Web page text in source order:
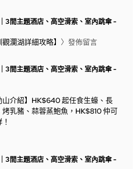
3間主題酒店、高空滑索、室內跳傘 -
瀾湖詳細攻略】 〉發佈留言
3間主題酒店、高空滑索、室內跳傘 -
山介紹】HK$640 起任食生蠔、長
乳豬、蒜蓉蒸鮑魚，HK$810 仲可
3間主題酒店、高空滑索、室內跳傘 -